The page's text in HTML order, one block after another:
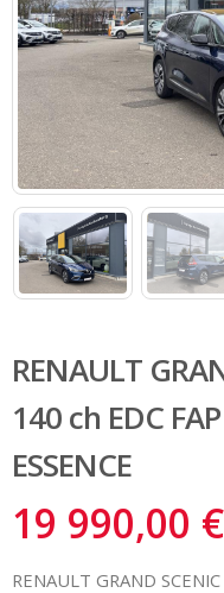
RENAULT
140 ch EDC
ESSENCE
19 990,00 €
RENAULT GRAND